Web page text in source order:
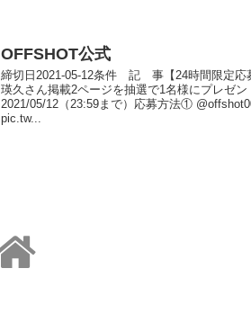
OFFSHOT公式
締切日2021-05-12条件 記 事【24時間限定応
瑛久さん掲載2ページを抽選で1名様にプレゼ
2021/05/12（23:59まで）応募方法①
pic.tw...